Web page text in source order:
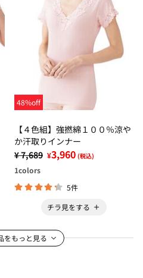
48%off
【４色組】強撚綿１００％涼や
か汗取りインナー
¥ 7,689 ¥3,960 (税込)
1colors
5件
チラ見をする
をもっと見る